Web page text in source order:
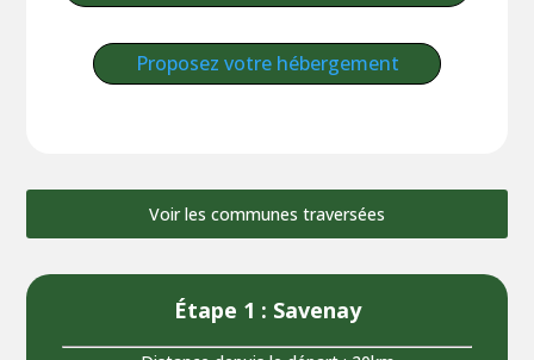
Proposez votre hébergement
Voir les communes traversées
Étape 1 : Savenay